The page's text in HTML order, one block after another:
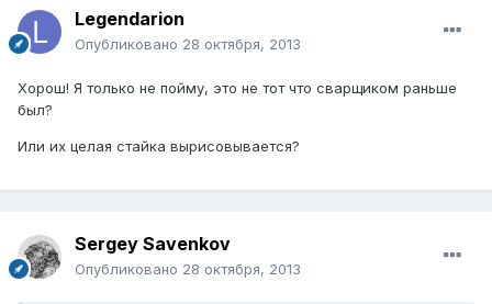
Legendarion
Опубликовано 28 октября, 2013
Хорош! Я только не пойму, это не тот что сварщиком раньше
был?
Или их целая стайка вырисовывается?
Sergey Savenkov
Опубликовано 28 октября, 2013